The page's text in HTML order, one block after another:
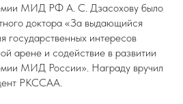
МИД РФ А. С. Дзасохову было
доктора «За выдающийся
государственных интересов
арене и содействие в развитии
МИД России». Награду вручил
РКССАА.